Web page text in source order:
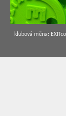
klubová měna: